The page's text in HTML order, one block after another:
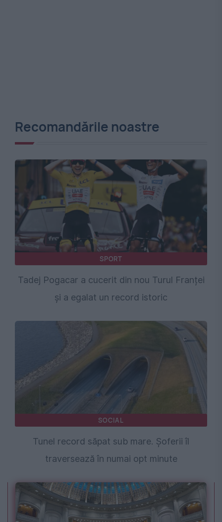
Recomandările noastre
SPORT
Tadej Pogacar a cucerit din nou Turul Franței
și a egalat un record istoric
SOCIAL
Tunel record săpat sub mare. Șoferii îl
traversează în numai opt minute